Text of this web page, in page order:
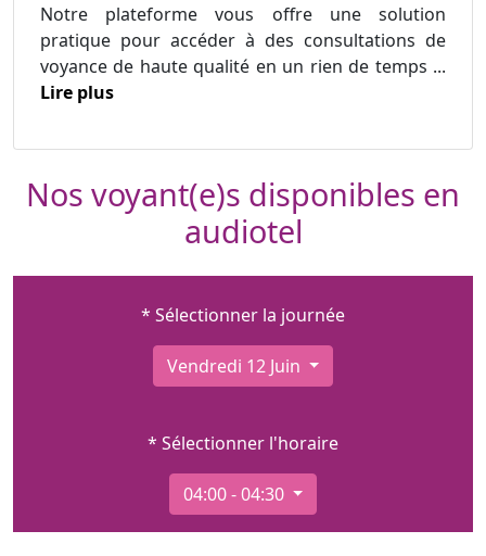
Notre plateforme vous offre une solution
pratique pour accéder à des consultations de
voyance de haute qualité en un rien de temps ...
Lire plus
Nos voyant(e)s disponibles en
audiotel
* Sélectionner la journée
Vendredi 12 Juin
* Sélectionner l'horaire
04:00 - 04:30